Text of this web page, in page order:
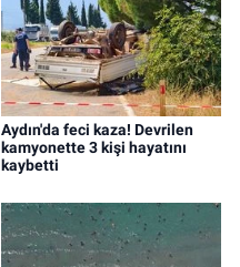
Aydın'da feci kaza! Devrilen
kamyonette 3 kişi hayatını
kaybetti